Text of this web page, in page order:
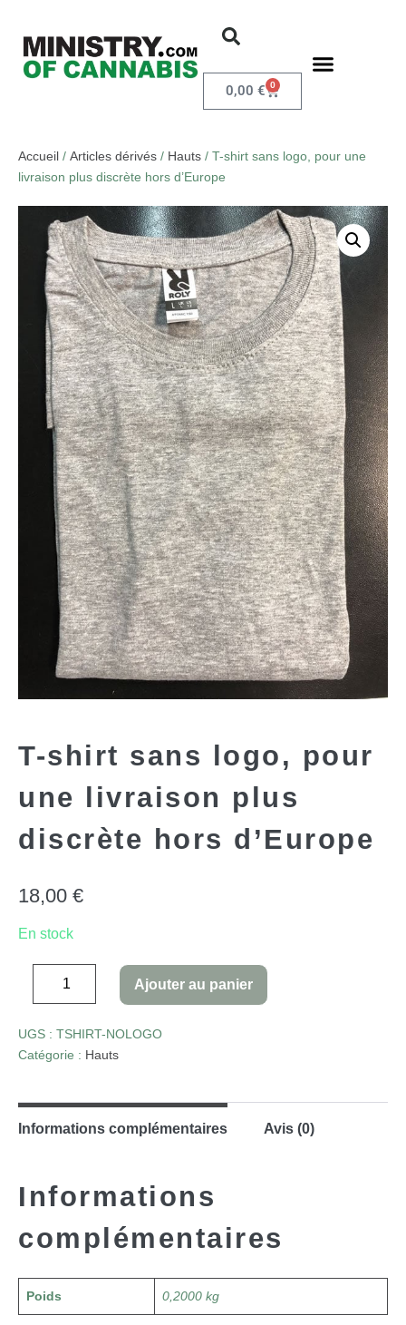
0,00 € 0
Accueil / Articles dérivés / Hauts / T-shirt sans logo, pour une
livraison plus discrète hors d’Europe
T-shirt sans logo, pour
une livraison plus
discrète hors d’Europe
18,00 €
En stock
Ajouter au panier
UGS : TSHIRT-NOLOGO
Catégorie : Hauts
Informations complémentaires Avis (0)
Informations
complémentaires
Poids 0,2000 kg